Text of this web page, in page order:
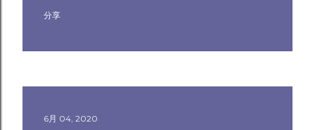
分享
6月 04, 2020